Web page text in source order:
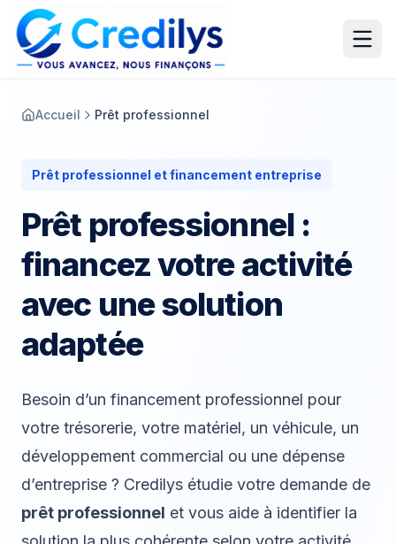
Accueil Prêt professionnel
Prêt professionnel et financement entreprise
Prêt professionnel :
financez votre activité
avec une solution
adaptée
Besoin d’un financement professionnel pour
votre trésorerie, votre matériel, un véhicule, un
développement commercial ou une dépense
d’entreprise ? Credilys étudie votre demande de
prêt professionnel et vous aide à identifier la